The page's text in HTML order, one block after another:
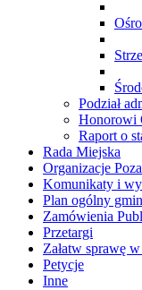
Podział
Honorowi
Raport o
Rada Miejska
Organizacje
Komunikaty i
Plan ogólny
Zamówienia
Przetargi
Załatw sprawę
Petycje
Inne